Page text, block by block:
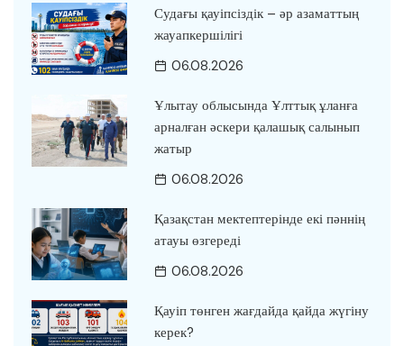
Судағы қауіпсіздік – әр азаматтың
жауапкершілігі
06.08.2026
Ұлытау облысында Ұлттық ұланға
арналған әскери қалашық салынып
жатыр
06.08.2026
Қазақстан мектептерінде екі пәннің
атауы өзгереді
06.08.2026
Қауіп төнген жағдайда қайда жүгіну
керек?